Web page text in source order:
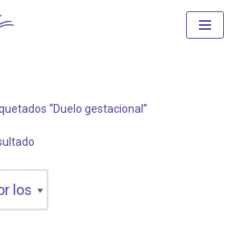
“Duelo gestacional”